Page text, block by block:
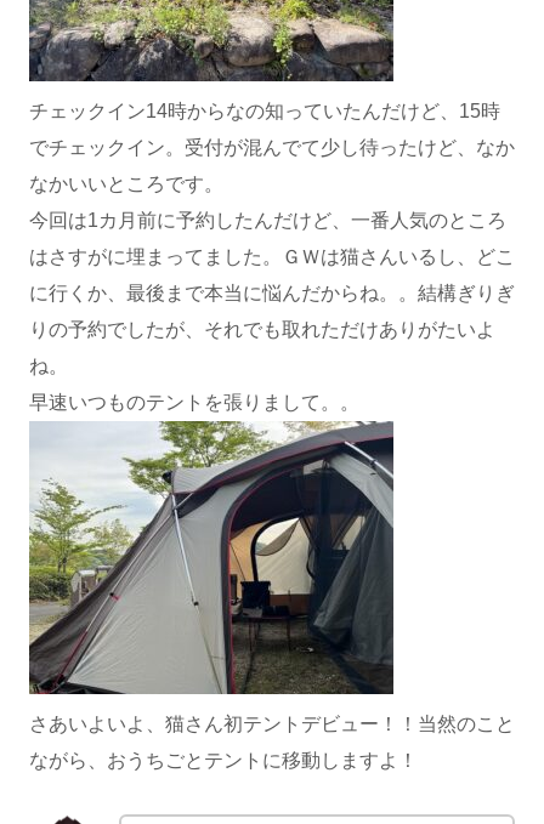
チェックイン14時からなの知っていたんだけど、15時
でチェックイン。受付が混んでて少し待ったけど、なか
なかいいところです。
今回は1カ月前に予約したんだけど、一番人気のところ
はさすがに埋まってました。ＧＷは猫さんいるし、どこ
に行くか、最後まで本当に悩んだからね。。結構ぎりぎ
りの予約でしたが、それでも取れただけありがたいよ
ね。
早速いつものテントを張りまして。。
さあいよいよ、猫さん初テントデビュー！！当然のこと
ながら、おうちごとテントに移動しますよ！